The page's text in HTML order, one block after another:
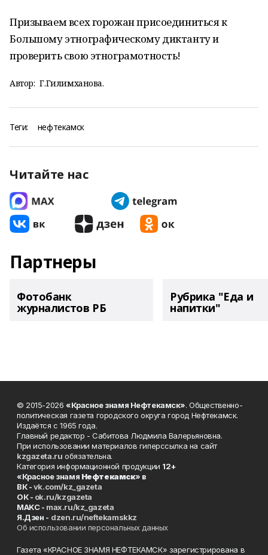
Призываем всех горожан присоединиться к
Большому этнографическому диктанту и
проверить свою этнограмотность!
Автор: Г.Гилимханова.
Теги: нефтекамск
Читайте нас
Партнеры
Фотобанк
журналистов РБ
Рубрика "Еда и
напитки"
© 2015-2026 «Красное знамя Нефтекамск». Общественно-
политическая газета городского округа город Нефтекамск.
Издаётся с 1965 года.
Главный редактор - Сабитова Людмила Валерьяновна.
При использовании материалов гиперссылка на сайт
kzgazeta.ru обязательна.
Категория информационной продукции 12+
«Красное знамя Нефтекамск» в
ВК -vk.com/kz_gazeta
ОК - ok.ru/kzgazeta
MAKC - max.ru/kz_gazeta
Я.Дзен - dzen.ru/neftekamskkz
Об использовании персональных данных
Газета «КРАСНОЕ ЗНАМЯ НЕФТЕКАМСК» зарегистрирована в